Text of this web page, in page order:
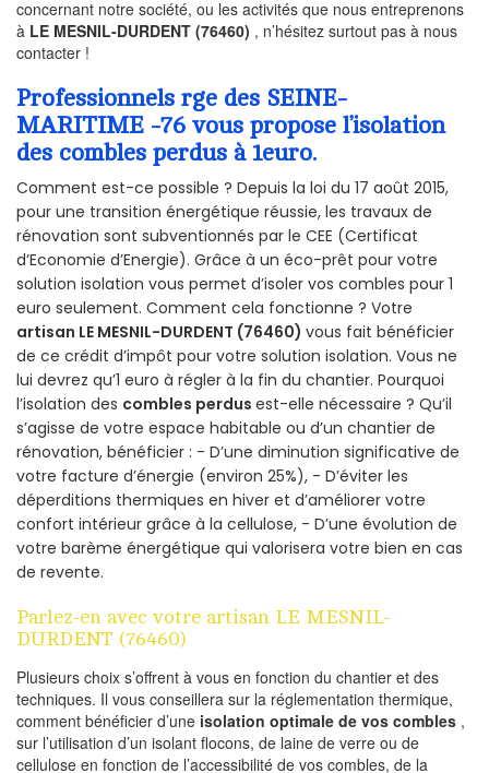
concernant notre société, ou les activités que nous entreprenons
à LE MESNIL-DURDENT (76460) , n’hésitez surtout pas à nous
contacter !
Professionnels rge des SEINE-
MARITIME -76 vous propose l’isolation
des combles perdus à 1euro.
Comment est-ce possible ? Depuis la loi du 17 août 2015,
pour une transition énergétique réussie, les travaux de
rénovation sont subventionnés par le CEE (Certificat
d’Economie d’Energie). Grâce à un éco-prêt pour votre
solution isolation vous permet d’isoler vos combles pour 1
euro seulement. Comment cela fonctionne ? Votre
artisan LE MESNIL-DURDENT (76460) vous fait bénéficier
de ce crédit d’impôt pour votre solution isolation. Vous ne
lui devrez qu’1 euro à régler à la fin du chantier. Pourquoi
l’isolation des combles perdus est-elle nécessaire ? Qu’il
s’agisse de votre espace habitable ou d’un chantier de
rénovation, bénéficier : - D’une diminution significative de
votre facture d’énergie (environ 25%), - D’éviter les
déperditions thermiques en hiver et d’améliorer votre
confort intérieur grâce à la cellulose, - D’une évolution de
votre barème énergétique qui valorisera votre bien en cas
de revente.
Parlez-en avec votre artisan LE MESNIL-
DURDENT (76460)
Plusieurs choix s’offrent à vous en fonction du chantier et des
techniques. Il vous conseillera sur la réglementation thermique,
comment bénéficier d’une isolation optimale de vos combles ,
sur l’utilisation d’un isolant flocons, de laine de verre ou de
cellulose en fonction de l’accessibilité de vos combles, de la